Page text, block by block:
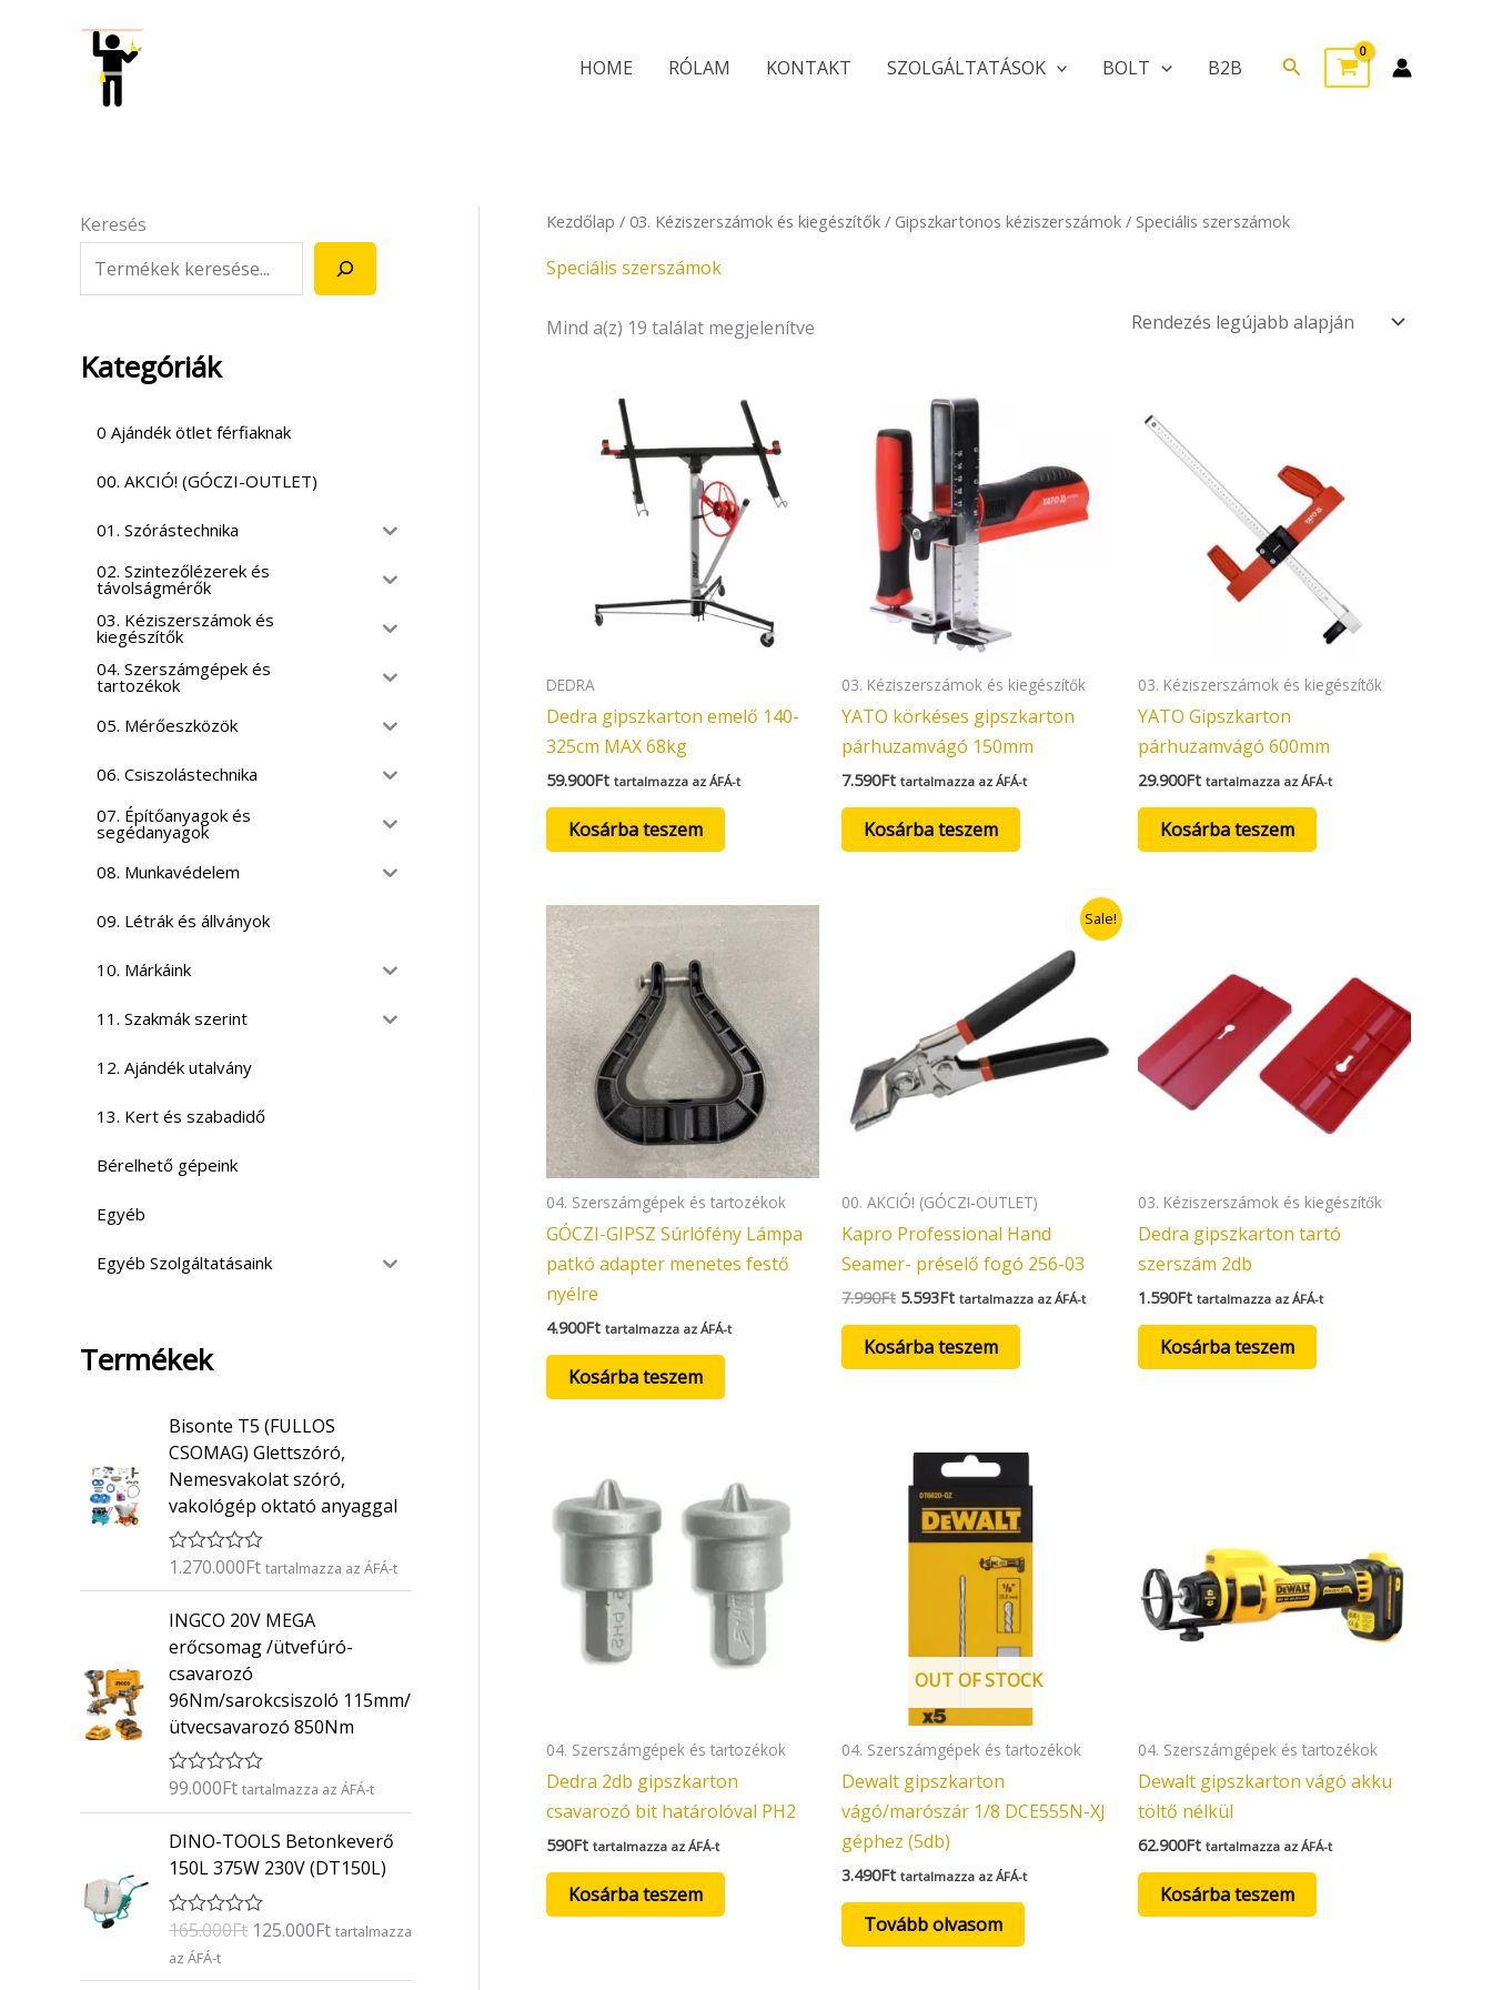
HOME RÓLAM KONTAKT SZOLGÁLTATÁSOK BOLT B2B Search
Keresés
Kategóriák
0 Ajándék ötlet férfiaknak
00. AKCIÓ! (GÓCZI-OUTLET)
01. Szórástechnika
02. Szintezőlézerek és
távolságmérők
03. Kéziszerszámok és
kiegészítők
04. Szerszámgépek és
tartozékok
05. Mérőeszközök
06. Csiszolástechnika
07. Építőanyagok és
segédanyagok
08. Munkavédelem
09. Létrák és állványok
10. Márkáink
11. Szakmák szerint
12. Ajándék utalvány
13. Kert és szabadidő
Bérelhető gépeink
Egyéb
Egyéb Szolgáltatásaink
Termékek
Bisonte T5 (FULLOS
CSOMAG) Glettszóró,
Nemesvakolat szóró,
vakológép oktató anyaggal
É
é
e
l
é
s
:
/
5
1.270.000Ft tartalmazza az ÁFÁ-t
INGCO 20V MEGA
erőcsomag /ütvefúró-
csavarozó
96Nm/sarokcsiszoló 115mm/
ütvecsavarozó 850Nm
É
é
k
e
é
s
0
/
99.000Ft tartalmazza az ÁFÁ-t
DINO-TOOLS Betonkeverő
150L 375W 230V (DT150L)
É
t
é
165.000Ft
O
r
g
125.000Ft
C
u
etartalmazza
az ÁFÁ-t
Kezdőlap / 03. Kéziszerszámok és kiegészítők / Gipszkartonos kéziszerszámok / Speciális szerszámok
Speciális szerszámok
Mind a(z) 19 találat megjelenítve
DEDRA
Dedra gipszkarton emelő 140-
325cm MAX 68kg
59.900Ft tartalmazza az ÁFÁ-t
Kosárba teszem
03. Kéziszerszámok és kiegészítők
YATO körkéses gipszkarton
párhuzamvágó 150mm
7.590Ft tartalmazza az ÁFÁ-t
Kosárba teszem
03. Kéziszerszámok és kiegészítők
YATO Gipszkarton
párhuzamvágó 600mm
29.900Ft tartalmazza az ÁFÁ-t
Kosárba teszem
04. Szerszámgépek és tartozékok
GÓCZI-GIPSZ Súrlófény Lámpa
patkó adapter menetes festő
nyélre
4.900Ft tartalmazza az ÁFÁ-t
Kosárba teszem
Sale!
00. AKCIÓ! (GÓCZI-OUTLET)
Kapro Professional Hand
Seamer- préselő fogó 256-03
7.990Ft 5.593Ft tartalmazza az ÁFÁ-t
Kosárba teszem
03. Kéziszerszámok és kiegészítők
Dedra gipszkarton tartó
szerszám 2db
1.590Ft tartalmazza az ÁFÁ-t
Kosárba teszem
04. Szerszámgépek és tartozékok
Dedra 2db gipszkarton
csavarozó bit határolóval PH2
590Ft tartalmazza az ÁFÁ-t
Kosárba teszem
OUT OF STOCK
04. Szerszámgépek és tartozékok
Dewalt gipszkarton
vágó/marószár 1/8 DCE555N-XJ
géphez (5db)
3.490Ft tartalmazza az ÁFÁ-t
Tovább olvasom
04. Szerszámgépek és tartozékok
Dewalt gipszkarton vágó akku
töltő nélkül
62.900Ft tartalmazza az ÁFÁ-t
Kosárba teszem